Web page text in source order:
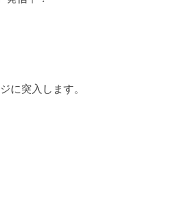
に突入します。